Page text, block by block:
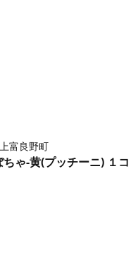
富良野町
ちゃ-黄(プッチーニ) １コ